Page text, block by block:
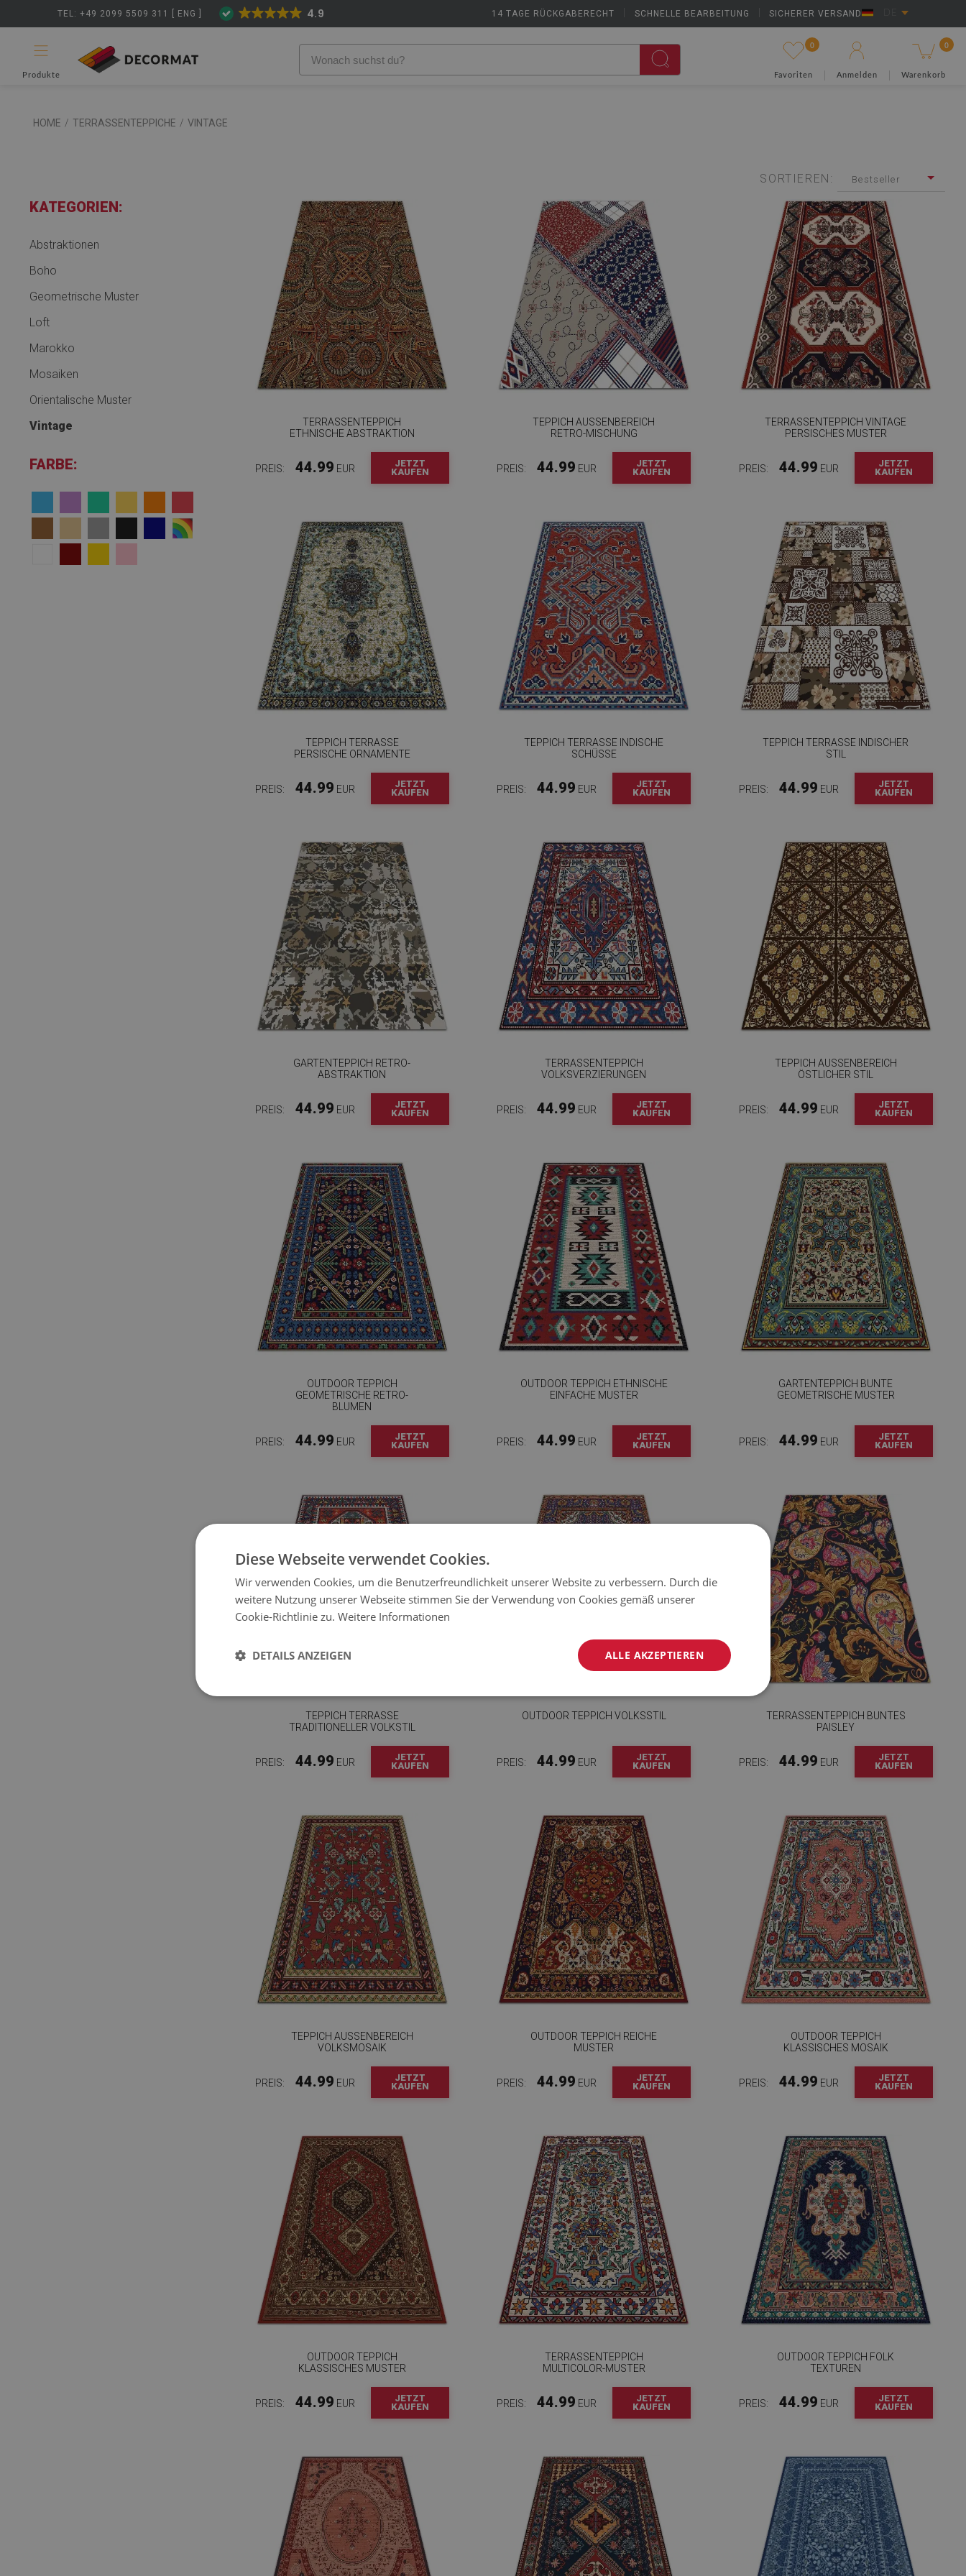
TEL: +49 2099 5509 311 [ ENG ] 14 TAGE RÜCKGABERECHT SCHNELLE BEARBEITUNG SICHERER VERSAND
4.9
Produkte
0
Favoriten Anmelden
0
Warenkorb
HOME / TERRASSENTEPPICHE / VINTAGE
SORTIEREN: Bestseller
KATEGORIEN:
Abstraktionen
Boho
Geometrische Muster
Loft
Marokko
Mosaiken
Orientalische Muster
Vintage
FARBE:
TERRASSENTEPPICH
ETHNISCHE ABSTRAKTION
PREIS: 44.99 EUR
JETZT
KAUFEN
TEPPICH AUSSENBEREICH R
ETRO-MISCHUNG
PREIS: 44.99 EUR
JETZT
KAUFEN
TERRASSENTEPPICH VINTAGE
PERSISCHES MUSTER
PREIS: 44.99 EUR
JETZT
KAUFEN
TEPPICH TERRASSE
PERSISCHE ORNAMENTE
PREIS: 44.99 EUR
JETZT
KAUFEN
TEPPICH TERRASSE INDISCHE
SCHÜSSE
PREIS: 44.99 EUR
JETZT
KAUFEN
TEPPICH TERRASSE INDISCHER
STIL
PREIS: 44.99 EUR
JETZT
KAUFEN
GARTENTEPPICH RETRO-
ABSTRAKTION
PREIS: 44.99 EUR
JETZT
KAUFEN
TERRASSENTEPPICH
VOLKSVERZIERUNGEN
PREIS: 44.99 EUR
JETZT
KAUFEN
TEPPICH AUSSENBEREICH Ö
STLICHER STIL
PREIS: 44.99 EUR
JETZT
KAUFEN
OUTDOOR TEPPICH
GEOMETRISCHE RETRO-
BLUMEN
PREIS: 44.99 EUR
JETZT
KAUFEN
OUTDOOR TEPPICH ETHNISCHE
EINFACHE MUSTER
PREIS: 44.99 EUR
JETZT
KAUFEN
GARTENTEPPICH BUNTE
GEOMETRISCHE MUSTER
PREIS: 44.99 EUR
JETZT
KAUFEN
TEPPICH TERRASSE
TRADITIONELLER VOLKSTIL
PREIS: 44.99 EUR
JETZT
KAUFEN
OUTDOOR TEPPICH VOLKSSTIL
PREIS: 44.99 EUR
JETZT
KAUFEN
TERRASSENTEPPICH BUNTES
PAISLEY
PREIS: 44.99 EUR
JETZT
KAUFEN
TEPPICH AUSSENBEREICH V
OLKSMOSAIK
PREIS: 44.99 EUR
JETZT
KAUFEN
OUTDOOR TEPPICH REICHE
MUSTER
PREIS: 44.99 EUR
JETZT
KAUFEN
OUTDOOR TEPPICH
KLASSISCHES MOSAIK
PREIS: 44.99 EUR
JETZT
KAUFEN
OUTDOOR TEPPICH
KLASSISCHES MUSTER
PREIS: 44.99 EUR
JETZT
KAUFEN
TERRASSENTEPPICH
MULTICOLOR-MUSTER
PREIS: 44.99 EUR
JETZT
KAUFEN
OUTDOOR TEPPICH FOLK
TEXTUREN
PREIS: 44.99 EUR
JETZT
KAUFEN
Diese Webseite verwendet Cookies.
Wir verwenden Cookies, um die Benutzerfreundlichkeit unserer Website zu verbessern. Durch die
weitere Nutzung unserer Webseite stimmen Sie der Verwendung von Cookies gemäß unserer
Cookie-Richtlinie zu. Weitere Informationen
ALLE AKZEPTIEREN
DETAILS ANZEIGEN